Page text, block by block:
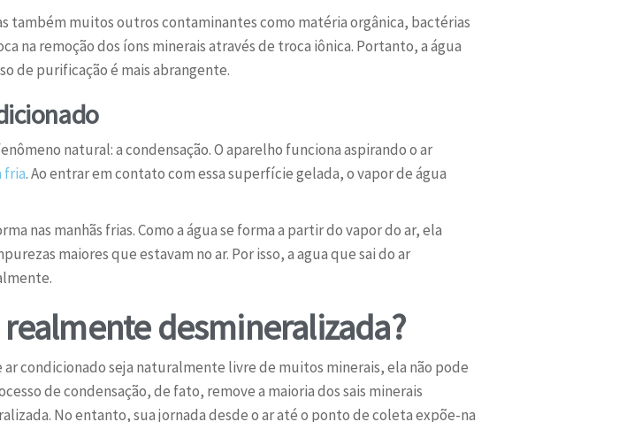
também muitos outros contaminantes como matéria orgânica, bactérias
na remoção dos íons minerais através de troca iônica. Portanto, a água
de purificação é mais abrangente.
natural: a condensação. O aparelho funciona aspirando o ar
fria. Ao entrar em contato com essa superfície gelada, o vapor de água
nas manhãs frias. Como a água se forma a partir do vapor do ar, ela
maiores que estavam no ar. Por isso, a agua que sai do ar
desmineralizada?
condicionado seja naturalmente livre de muitos minerais, ela não pode
de condensação, de fato, remove a maioria dos sais minerais
No entanto, sua jornada desde o ar até o ponto de coleta expõe-na